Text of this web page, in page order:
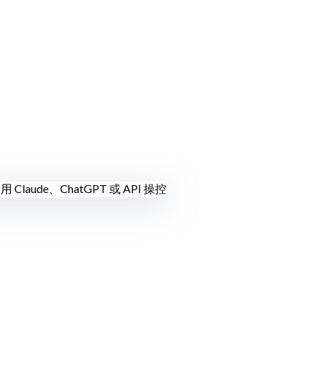
用 Claude、ChatGPT 或 API 操控